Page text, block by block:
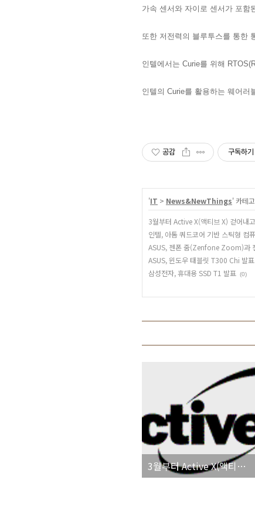
가속 센서와 자이로 센서가 포함
또한 저전력의 블루투스를 통한
인텔에서는 Curie를 위해
인텔의 Curie를 활용하는 웨어러
공감 구독하기
'IT > News&NewThings' 카테
3월부터 Active X(액티브 X) 걷어내
인텔, 아톰 쿼드코어 기반 스틱형 컴
ASUS, 젠폰 줌(Zenfone Zoom)과
ASUS, 윈도우 태블릿 T300 Chi 발표
삼성전자, 휴대용 SSD T1 발표 (0)
3월부터 Active X(액티브 X) 걷어내고 간편 결제 시행